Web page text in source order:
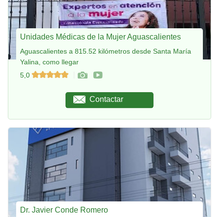
Unidades Médicas de la Mujer Aguascalientes
Aguascalientes a 815.52 kilómetros desde Santa María
Yalina, como llegar
5,0
Contactar
Dr. Javier Conde Romero